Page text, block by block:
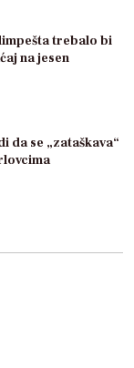
trebalo bi
na jesen
da se „zataškava“